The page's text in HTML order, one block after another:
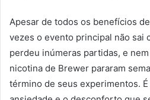
Apesar de todos os benefícios
vezes o evento principal não sai
perdeu inúmeras partidas, e
nicotina de Brewer pararam
término de seus experimentos.